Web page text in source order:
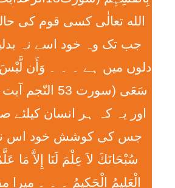
الله تعالٰی کسی قوم کی
جب تک وہ خود اسے نہ
دلوں میں ہے ۔ ۔ ۔ وَأَن لَّيْسَ
اور یہ کہ ہر انسان
جس کی کوشش خود اس
سُبْحَانَكَ لاَ عِلْمَ لَنَا إِلاَّ مَا
الْعَلِيمُ الْحَكِيمُ ۔ ۔ ۔ ميرا